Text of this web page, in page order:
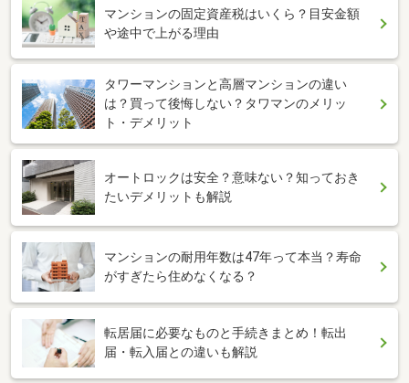
マンションの固定資産税はいくら？目安金額
や途中で上がる理由
タワーマンションと高層マンションの違い
は？買って後悔しない？タワマンのメリッ
ト・デメリット
オートロックは安全？意味ない？知っておき
たいデメリットも解説
マンションの耐用年数は47年って本当？寿命
がすぎたら住めなくなる？
転居届に必要なものと手続きまとめ！転出
届・転入届との違いも解説